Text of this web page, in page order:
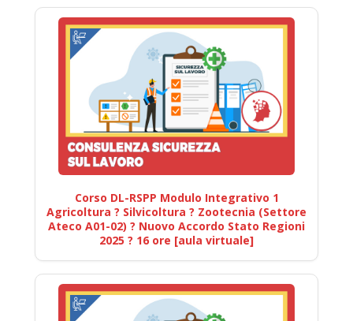
Corso DL-RSPP Modulo Integrativo 1
Agricoltura ? Silvicoltura ? Zootecnia (Settore
Ateco A01-02) ? Nuovo Accordo Stato Regioni
2025 ? 16 ore [aula virtuale]